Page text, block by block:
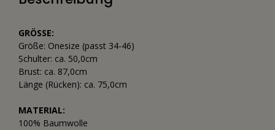
GRÖSSE:
Größe: Onesize (passt 34-46)
Schulter: ca. 50,0cm
Brust: ca. 87,0cm
Länge (Rücken): ca. 75,0cm
MATERIAL:
100% Baumwolle